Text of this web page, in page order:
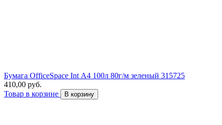
Бумага OfficeSpace Int А4 100л 80г/м зеленый 315725
410,00 руб.
Товар в корзине
В корзину